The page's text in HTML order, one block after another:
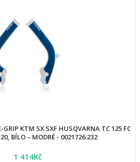
GRIP KTM SX SXF HUSQVARNA TC 125 FC
BÍLO – MODRÉ - 0021726.232
1 414Kč